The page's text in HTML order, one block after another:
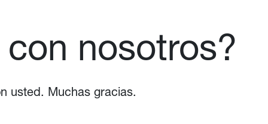
nosotros?
usted. Muchas gracias.